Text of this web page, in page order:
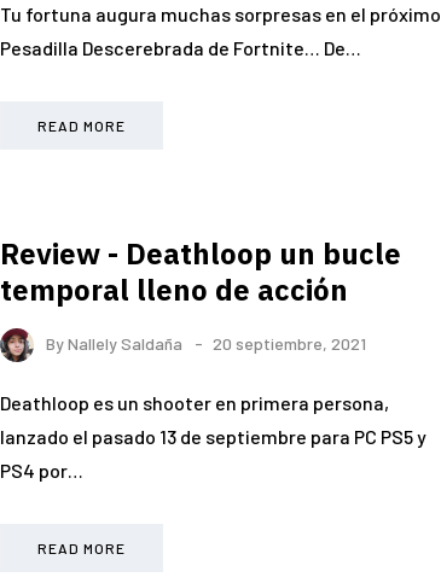
Tu fortuna augura muchas sorpresas en el próximo
Pesadilla Descerebrada de Fortnite… De…
READ MORE
Review - Deathloop un bucle
temporal lleno de acción
ByNallely Saldaña 20 septiembre, 2021
Deathloop es un shooter en primera persona,
lanzado el pasado 13 de septiembre para PC PS5 y
PS4 por…
READ MORE